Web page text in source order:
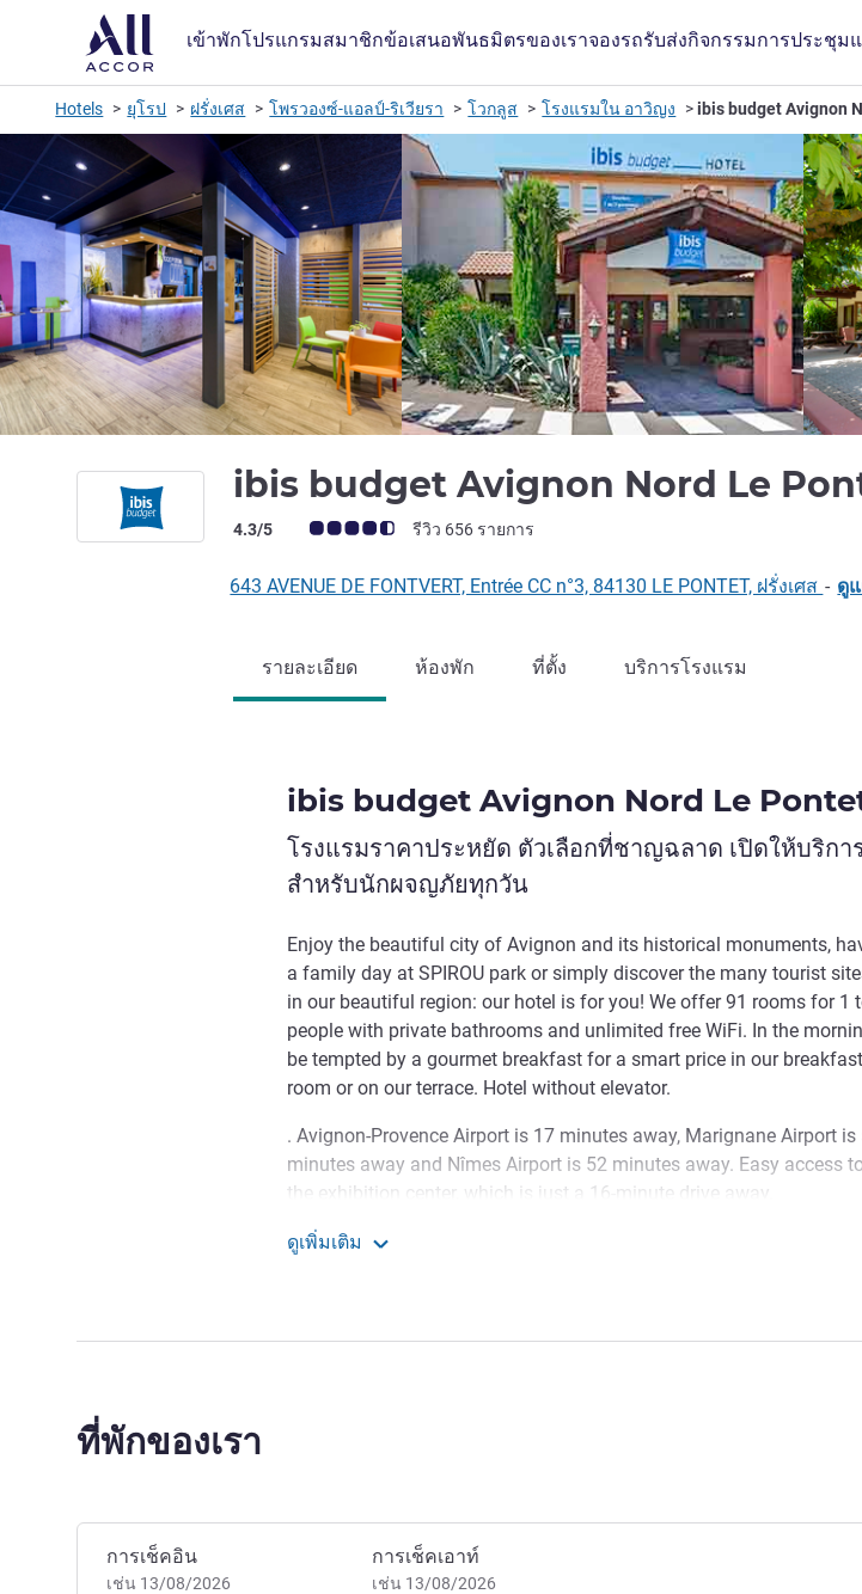
เข้าพักโปรแกรมสมาชิกข้อเสนอพันธมิตรของเราจองรถรับส่งกิจกรรมการประชุม
Hotels ยุโรป ฝรั่งเศส โพรวองซ์-แอลป์-ริเวียรา โวกลูส โรงแรมใน อาวิญง ibis budget Avignon
ibis budget Avignon Nord Le
คะแนนความคิดเห็นจากแขก (เรทติ้งบน ALL)
4.3/5 รีวิว 656 รายการ
643 AVENUE DE FONTVERT, Entrée CC n°3, 84130 LE PONTET, ฝรั่งเศส - ดู
รายละเอียด ห้องพัก ที่ตั้ง บริการโรงแรม
ibis budget Avignon Nord Le
โรงแรมราคาประหยัด ตัวเลือกที่ชาญฉลาด เปิดให้บริกา
สำหรับนักผจญภัยทุกวัน
Enjoy the beautiful city of Avignon and its historical monuments,
a family day at SPIROU park or simply discover the many tourist
in our beautiful region: our hotel is for you! We offer 91 rooms for 1
people with private bathrooms and unlimited free WiFi. In the
be tempted by a gourmet breakfast for a smart price in our breakfast
room or on our terrace. Hotel without elevator.
. Avignon-Provence Airport is 17 minutes away, Marignane Airport is
minutes away and Nîmes Airport is 52 minutes away. Easy access
the exhibition center, which is just a 16-minute drive away.
The team at the Ibis Budget Avignon Nord le Pontet hotel welcomes
Océane BELLAY ฝ่ายบริหารโรงแรม
ดูเพิ่มเติม
ที่พักของเรา
จองโรงแรมนี้
การเช็คอิน
เช่น 13/08/2026
การเช็คเอาท์
เช่น 13/08/2026